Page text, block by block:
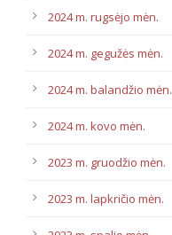
2024 m. rugsėjo mėn.
2024 m. gegužės mėn.
2024 m. balandžio mėn.
2024 m. kovo mėn.
2023 m. gruodžio mėn.
2023 m. lapkričio mėn.